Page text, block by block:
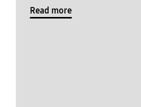
Read more